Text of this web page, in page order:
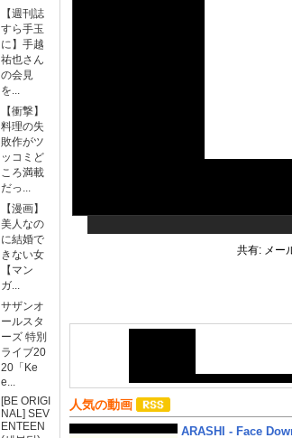
【週刊誌
すら手玉
に】手越
祐也さん
の会見
を...
【衝撃】
料理の失
敗作がツ
ッコミど
ころ満載
だっ...
【漫画】
美人なの
に結婚で
きない女
【マン
ガ...
サザンオ
ールスタ
ーズ 特別
ライブ20
20「Ke
e...
[BE ORIGI
NAL] SEV
ENTEEN
共有: メー
人気の動画
ARASHI - Face